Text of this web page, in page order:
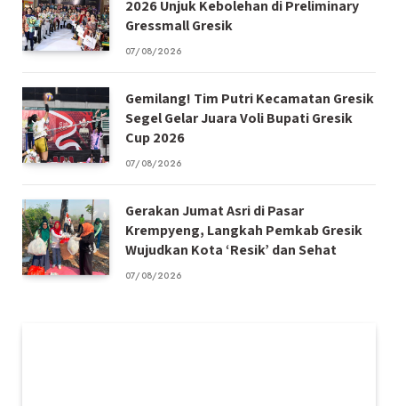
2026 Unjuk Kebolehan di Preliminary
Gressmall Gresik
07/08/2026
Gemilang! Tim Putri Kecamatan Gresik
Segel Gelar Juara Voli Bupati Gresik
Cup 2026
07/08/2026
Gerakan Jumat Asri di Pasar
Krempyeng, Langkah Pemkab Gresik
Wujudkan Kota ‘Resik’ dan Sehat
07/08/2026